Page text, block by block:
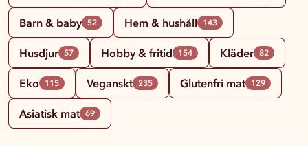
Barn & baby 52 Hem & hushåll 143
Husdjur 57 Hobby & fritid 154 Kläder 82
Eko 115 Veganskt 235 Glutenfri mat 129
Asiatisk mat 69